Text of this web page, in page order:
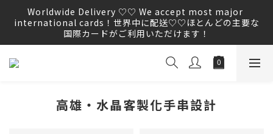
Worldwide Delivery ♡♡ We accept most major
international cards！世界中に配送♡♡ほとんどの主要な
国際カードがご利用いただけます！
Worldwide Delivery ♡♡ We accept most major
international cards！世界中に配送♡♡ほとんどの主要な
国際カードがご利用いただけます！
We WILL NOT proactively ask you to provide any
order information by E-mail,  please do not click on
Worldwide Delivery ♡♡ We accept most major
international cards！世界中に配送♡♡ほとんどの主要な
高雄・水晶客製化手串設計